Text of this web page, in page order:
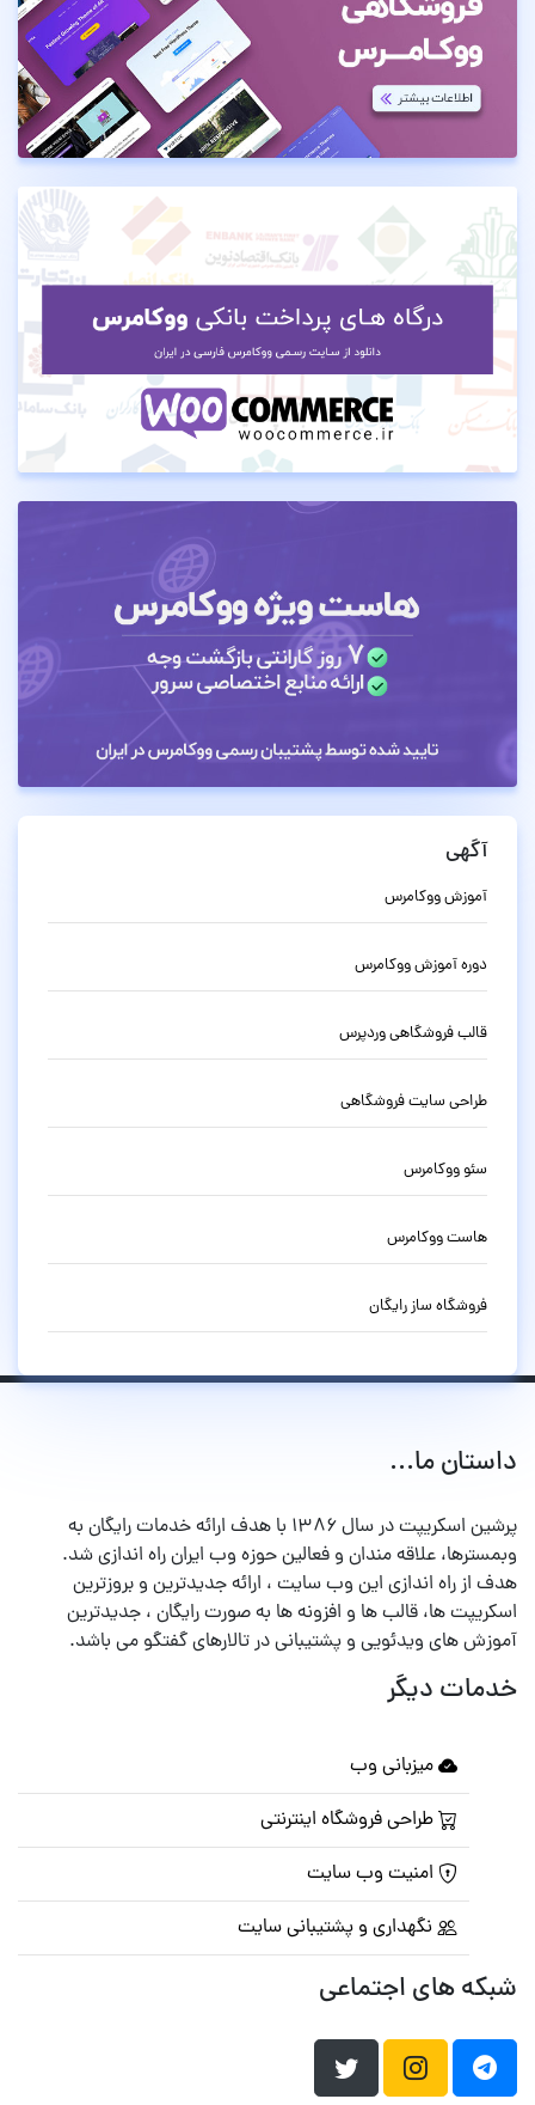
آگهی
آموزش ووکامرس
دوره آموزش ووکامرس
قالب فروشگاهی وردپرس
طراحی سایت فروشگاهی
سئو ووکامرس
هاست ووکامرس
فروشگاه ساز رایگان
داستان ما...
پرشین اسکریپت در سال ۱۳۸۶ با هدف ارائه خدمات رایگان به
وبمسترها، علاقه مندان و فعالین حوزه وب ایران راه اندازی شد.
هدف از راه اندازی این وب سایت ، ارائه جدیدترین و بروزترین
اسکریپت ها، قالب ها و افزونه ها به صورت رایگان ، جدیدترین
آموزش های ویدئویی و پشتیبانی در تالارهای گفتگو می باشد.
خدمات دیگر
میزبانی وب
طراحی فروشگاه اینترنتی
امنیت وب سایت
نگهداری و پشتیبانی سایت
شبکه های اجتماعی